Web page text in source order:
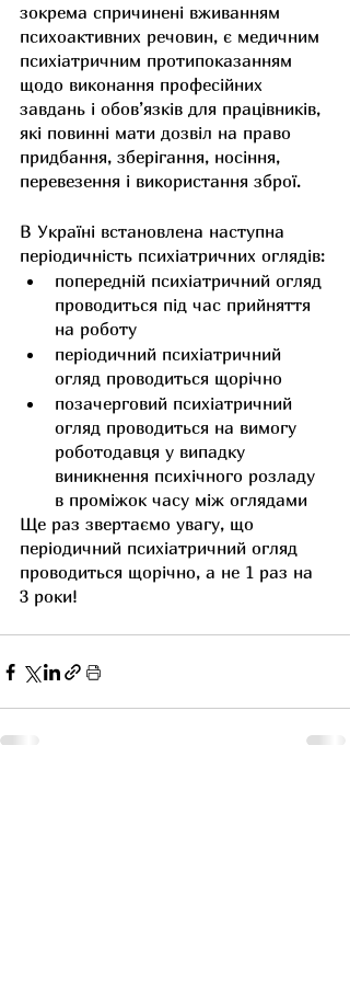
зокрема спричинені вживанням
психоактивних речовин, є медичним
психіатричним протипоказанням
щодо виконання професійних
завдань і обов’язків для працівників,
які повинні мати дозвіл на право
придбання, зберігання, носіння,
перевезення і використання зброї.
В Україні встановлена наступна
періодичність психіатричних оглядів:
попередній психіатричний огляд
проводиться під час прийняття
на роботу
періодичний психіатричний
огляд проводиться щорічно
позачерговий психіатричний
огляд проводиться на вимогу
роботодавця у випадку
виникнення психічного розладу
в проміжок часу між оглядами
Ще раз звертаємо увагу, що
періодичний психіатричний огляд
проводиться щорічно, а не 1 раз на
3 роки!